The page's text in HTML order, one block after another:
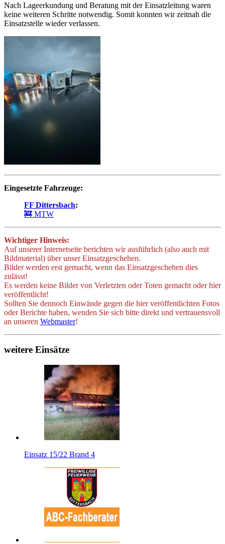
Nach Lageerkundung und Beratung mit der Einsatzleitung waren
keine weiteren Schritte notwendig. Somit konnten wir zeitnah die
Einsatzstelle wieder verlassen.
Eingesetzte Fahrzeuge:
FF Dittersbach:
🚒 MTW
Wichtiger Hinweis:
Auf unserer Internetseite berichten wir ausführlich (also auch mit
Bildmaterial) über unser Einsatzgeschehen.
Bilder werden erst gemacht, wenn das Einsatzgeschehen dies
zulässt!
Es werden keine Bilder von Verletzten oder Toten gemacht oder hier
veröffentlicht!
Sollten Sie dennoch Einwände gegen die hier veröffentlichten Fotos
oder Berichte haben, wenden Sie sich bitte direkt und vertrauensvoll
an unseren Webmaster!
weitere Einsätze
Einsatz 15/22 Brand 4